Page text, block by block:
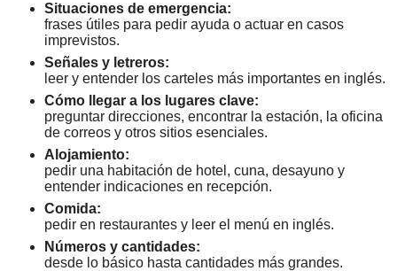
Situaciones de emergencia:
frases útiles para pedir ayuda o actuar en casos
imprevistos.
Señales y letreros:
leer y entender los carteles más importantes en inglés.
Cómo llegar a los lugares clave:
preguntar direcciones, encontrar la estación, la oficina
de correos y otros sitios esenciales.
Alojamiento:
pedir una habitación de hotel, cuna, desayuno y
entender indicaciones en recepción.
Comida:
pedir en restaurantes y leer el menú en inglés.
Números y cantidades:
desde lo básico hasta cantidades más grandes.